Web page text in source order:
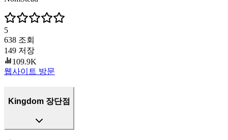
5
638 조회
149 저장
109.9K
웹사이트 방문
Kingdom 장단점